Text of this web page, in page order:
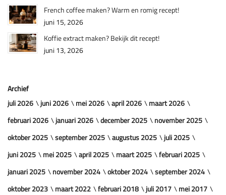
French coffee maken? Warm en romig recept!
juni 15, 2026
Koffie extract maken? Bekijk dit recept!
juni 13, 2026
Archief
juli 2026
juni 2026 mei 2026 april 2026
maart 2026
februari 2026
januari 2026 december 2025
november 2025
oktober 2025
september 2025 augustus 2025
juli 2025
juni 2025
mei 2025 april 2025 maart 2025
februari 2025
januari 2025
november 2024 oktober 2024
september 2024
oktober 2023
maart 2022 februari 2018 juli 2017
mei 2017